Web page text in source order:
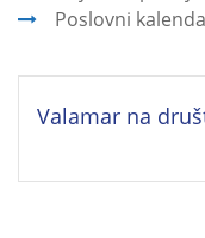
Poslovni
Valamar na